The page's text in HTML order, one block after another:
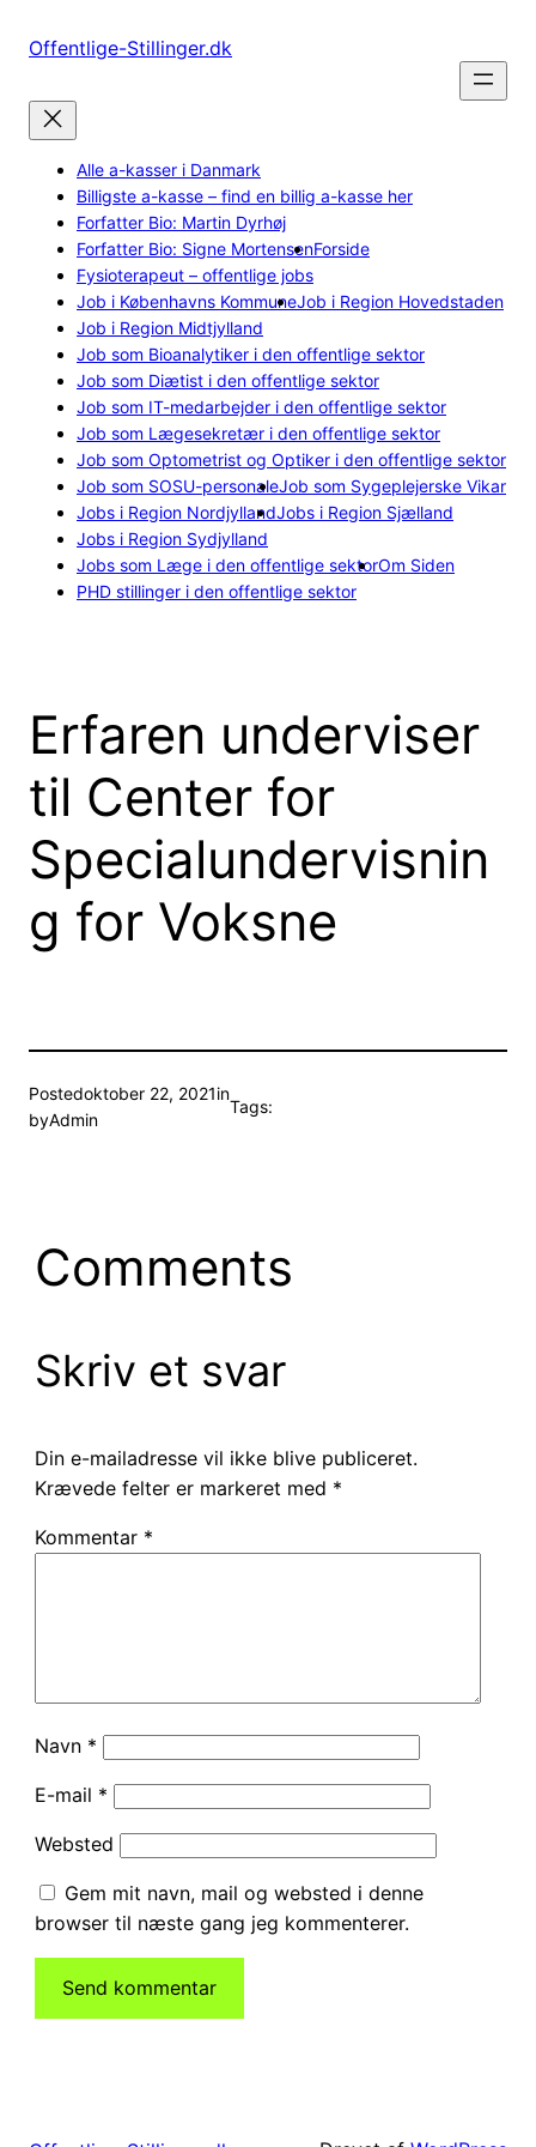
Offentlige-Stillinger.dk
Alle a-kasser i Danmark
Billigste a-kasse – find en billig a-kasse her
Forfatter Bio: Martin Dyrhøj
Forfatter Bio: Signe MortensenForside
Fysioterapeut – offentlige jobs
Job i Københavns KommuneJob i Region Hovedstaden
Job i Region Midtjylland
Job som Bioanalytiker i den offentlige sektor
Job som Diætist i den offentlige sektor
Job som IT-medarbejder i den offentlige sektor
Job som Lægesekretær i den offentlige sektor
Job som Optometrist og Optiker i den offentlige sektor
Job som SOSU-personaleJob som Sygeplejerske Vikar
Jobs i Region NordjyllandJobs i Region Sjælland
Jobs i Region Sydjylland
Jobs som Læge i den offentlige sektorOm Siden
PHD stillinger i den offentlige sektor
Erfaren underviser
til Center for
Specialundervisnin
g for Voksne
Postedoktober 22, 2021in
byAdmin
Tags:
Comments
Skriv et svar
Din e-mailadresse vil ikke blive publiceret.
Krævede felter er markeret med *
Kommentar *
Navn *
E-mail *
Websted
Gem mit navn, mail og websted i denne
browser til næste gang jeg kommenterer.